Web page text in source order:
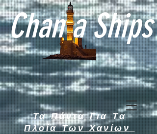
Chan a Ships
Τα Πάντα Για Τα
Πλοία Των Χανίων